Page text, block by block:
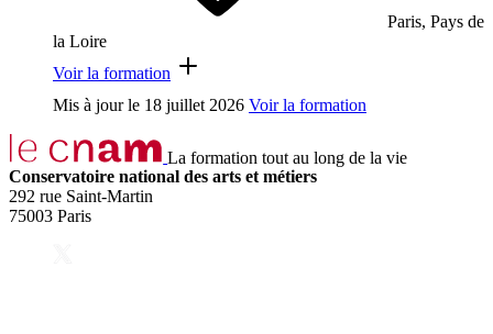
Paris, Pays de
la Loire
Voir la formation
Mis à jour le 18 juillet 2026 Voir la formation
La formation tout au long de la vie
Conservatoire national des arts et métiers
292 rue Saint-Martin
75003 Paris